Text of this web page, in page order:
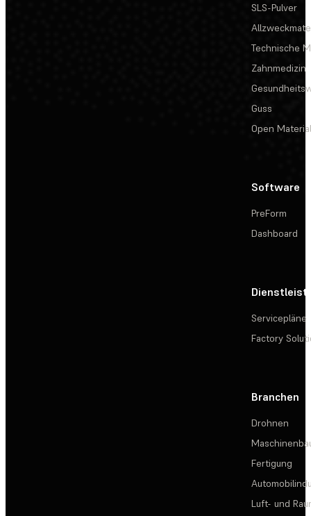
SLS-Pulver
Technische
Zahnmedizin
Guss
Open
Software
PreForm
Dashboard
Servicepläne
Factory
Branchen
Drohnen
Fertigung
Luft- und